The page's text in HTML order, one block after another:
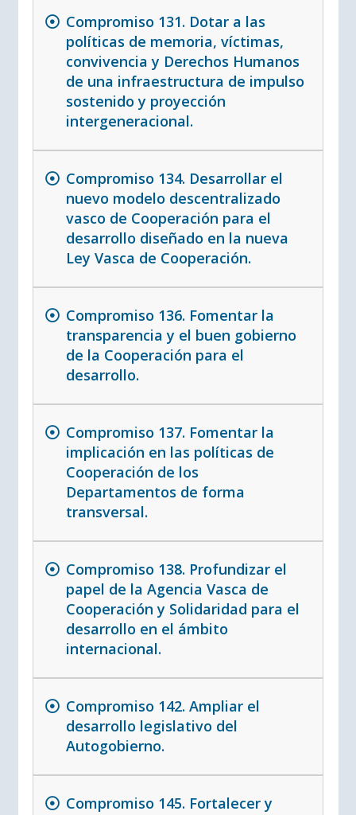
Compromiso 131. Dotar a las
políticas de memoria, víctimas,
convivencia y Derechos Humanos
de una infraestructura de impulso
sostenido y proyección
intergeneracional.
Compromiso 134. Desarrollar el
nuevo modelo descentralizado
vasco de Cooperación para el
desarrollo diseñado en la nueva
Ley Vasca de Cooperación.
Compromiso 136. Fomentar la
transparencia y el buen gobierno
de la Cooperación para el
desarrollo.
Compromiso 137. Fomentar la
implicación en las políticas de
Cooperación de los
Departamentos de forma
transversal.
Compromiso 138. Profundizar el
papel de la Agencia Vasca de
Cooperación y Solidaridad para el
desarrollo en el ámbito
internacional.
Compromiso 142. Ampliar el
desarrollo legislativo del
Autogobierno.
Compromiso 145. Fortalecer y